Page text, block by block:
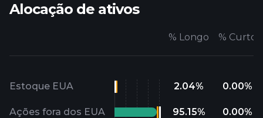
Alocação de ativos
% Longo % Curto
Estoque EUA 2.04% 0.00%
Ações fora dos EUA 95.15% 0.00%